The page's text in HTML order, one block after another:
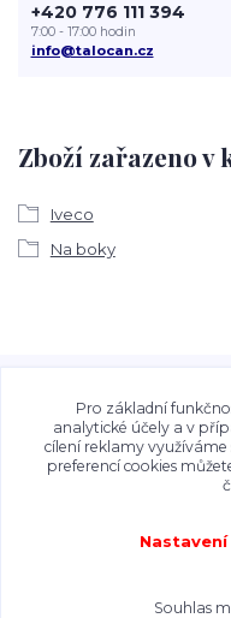
Zboží zařazeno
Iveco
Na boky
+420 776 111 394
7:00 - 17:00 hodin
info@talocan.cz
obsah zveřejněný na
CeskeSamolepky.cz
použití bez předchozího
je zakázáno.
Pro základní
analytické účely a v
cílení reklamy využíváme
preferencí cookies
Nastavení
Souhlas